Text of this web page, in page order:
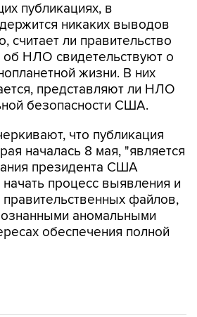
публикациях, в
никаких выводов
считает ли правительство
НЛО свидетельствуют о
жизни. В них
представляют ли НЛО
безопасности США.
что публикация
началась 8 мая, "является
президента США
процесс выявления и
файлов,
аномальными
обеспечения полной